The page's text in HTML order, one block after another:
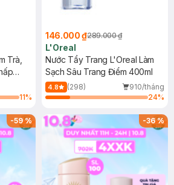
Trà,
11%
146.000 ₫289.000 ₫
L'Oreal
Nước Tẩy Trang L'Oreal Làm
Sạch Sâu Trang Điểm 400ml
4.8 (298)
910/tháng
24%
-59% -36%